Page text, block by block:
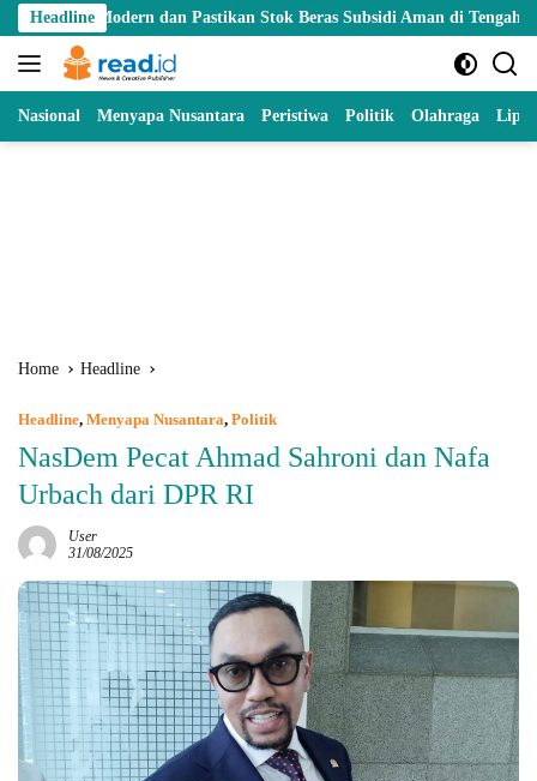
Skip
to
content
Headlinedan Pastikan Stok Beras Subsidi Aman di Tengah Musim
Nasional Menyapa Nusantara Peristiwa Politik Olahraga
Home Headline
Headline, Menyapa Nusantara, Politik
NasDem Pecat Ahmad Sahroni dan Nafa
Urbach dari DPR RI
User
31/08/2025